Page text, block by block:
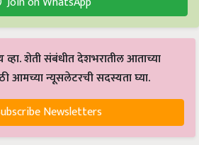
शेती संबंधीत देशभरातील आताच्या
आमच्या न्यूसलेटरची सदस्यता घ्या.
Newsletters